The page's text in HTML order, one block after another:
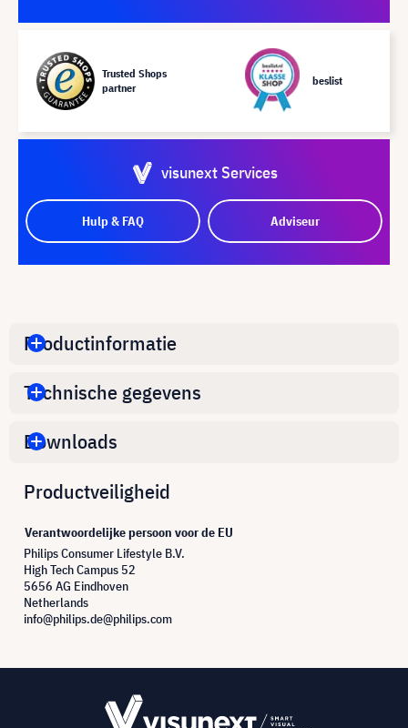
Trusted Shops
partner
beslist
visunext Services
Hulp & FAQ Adviseur
Productinformatie
Technische gegevens
Downloads
Productveiligheid
Verantwoordelijke persoon voor de EU
Philips Consumer Lifestyle B.V.
High Tech Campus 52
5656 AG Eindhoven
Netherlands
info@philips.de@philips.com